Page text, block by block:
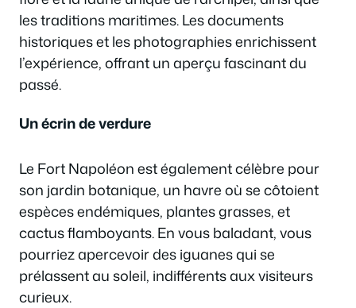
les traditions maritimes. Les documents
historiques et les photographies enrichissent
l’expérience, offrant un aperçu fascinant du
passé.
Un écrin de verdure
Le Fort Napoléon est également célèbre pour
son jardin botanique, un havre où se côtoient
espèces endémiques, plantes grasses, et
cactus flamboyants. En vous baladant, vous
pourriez apercevoir des iguanes qui se
prélassent au soleil, indifférents aux visiteurs
curieux.